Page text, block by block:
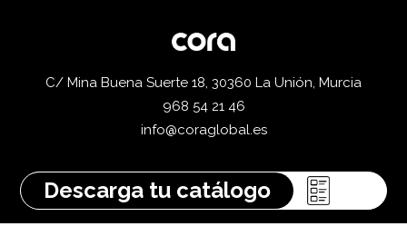
C/ Mina Buena Suerte 18, 30360 La Unión, Murcia
968 54 21 46
info@coraglobal.es
Descarga tu catálogo